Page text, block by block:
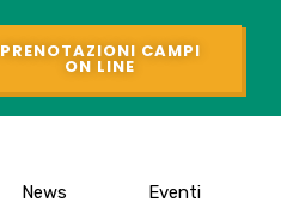
PRENOTAZIONI CAMPI
ON LINE
News Eventi